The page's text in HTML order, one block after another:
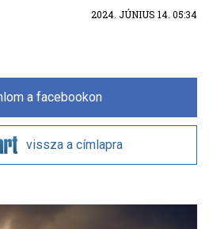
2024. JÚNIUS 14. 05:34
a facebookon
vissza a címlapra